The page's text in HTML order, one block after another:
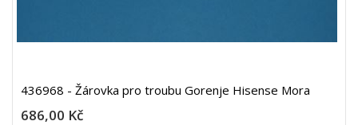
436968 - Žárovka pro troubu Gorenje Hisense Mora
686,00 Kč